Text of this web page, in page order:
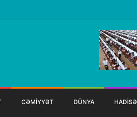
CƏMİYYƏT DÜNYA HADİSƏ